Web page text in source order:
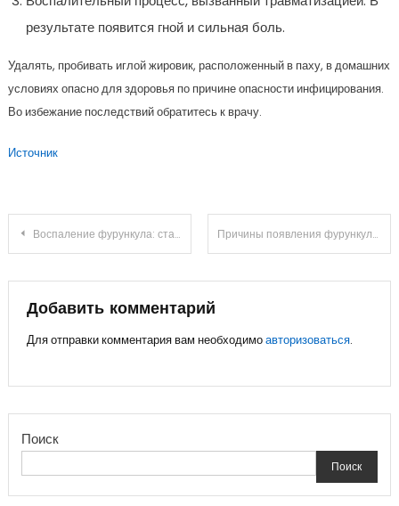
результате появится гной и сильная боль.
Удалять, пробивать иглой жировик, расположенный в паху, в домашних
условиях опасно для здоровья по причине опасности инфицирования.
Во избежание последствий обратитесь к врачу.
Источник
Навигация
записям
Воспаление фурункула: стадии развития Причины появления фурункулов с локализацией под мышкой
Добавить комментарий
Для отправки комментария вам необходимоавторизоваться.
Поиск
Поиск